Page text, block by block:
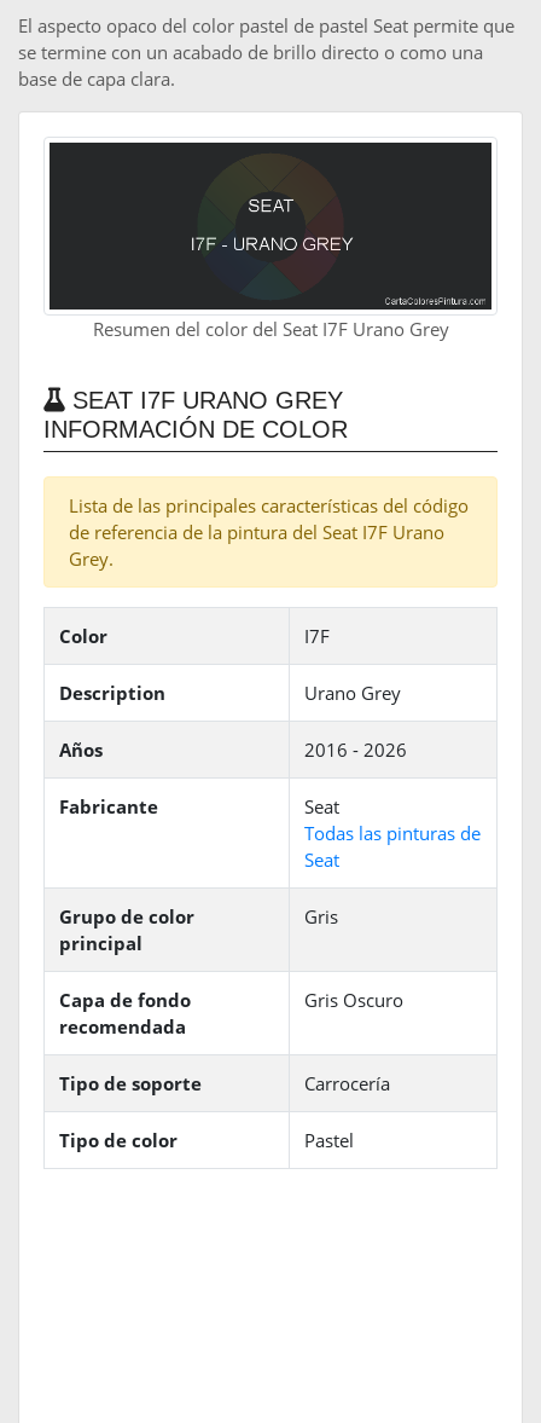
El aspecto opaco del color pastel de pastel Seat permite que
se termine con un acabado de brillo directo o como una
base de capa clara.
Resumen del color del Seat I7F Urano Grey
SEAT I7F URANO GREY
INFORMACIÓN DE COLOR
Lista de las principales características del código
de referencia de la pintura del Seat I7F Urano
Grey.
Color I7F
Description Urano Grey
Años 2016 - 2026
Fabricante
Seat
Todas las pinturas de
Seat
Grupo de color
principal
Gris
Capa de fondo
recomendada
Gris Oscuro
Tipo de soporte Carrocería
Tipo de color Pastel